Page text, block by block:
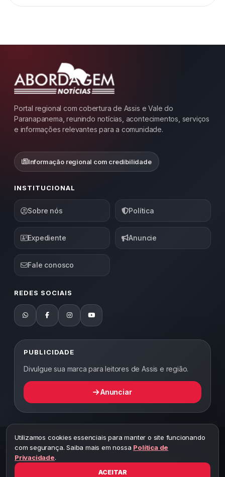
Portal regional com cobertura de Assis e Vale do
Paranapanema, reunindo notícias, acontecimentos, serviços
e informações relevantes para a comunidade.
Informação regional com credibilidade
INSTITUCIONAL
Sobre nós Política
Expediente Anuncie
Fale conosco
REDES SOCIAIS
PUBLICIDADE
Divulgue sua marca para leitores de Assis e região.
Anunciar
2026 ©Abordagem Notícias— Todos os direitos reservados —
Desenvolvido por WEB5.
A cópia total ou parcial desta página implicará ao autor sob pena de
Utilizamos cookies essenciais para manter o site funcionando
com segurança. Saiba mais em nossa Política de
Privacidade.
ACEITAR